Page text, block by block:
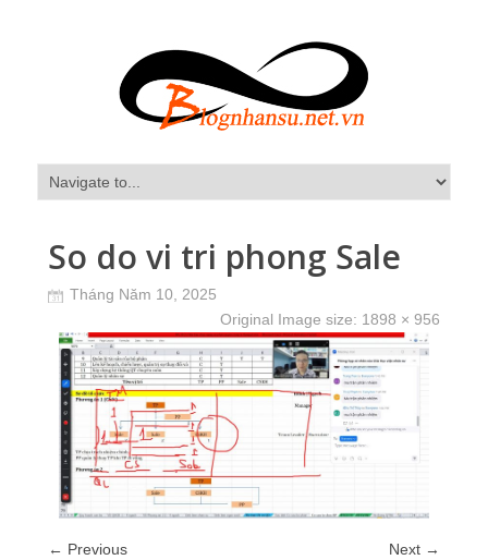
So do vi tri phong Sale
Tháng Năm 10, 2025
Original Image size: 1898 × 956
← Previous
Next →